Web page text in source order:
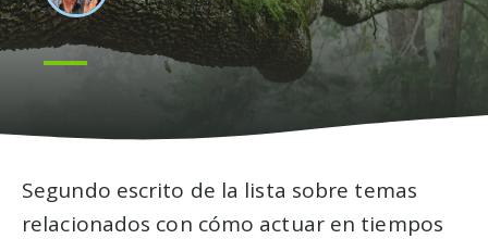
Segundo escrito de la lista sobre temas
relacionados con cómo actuar en tiempos